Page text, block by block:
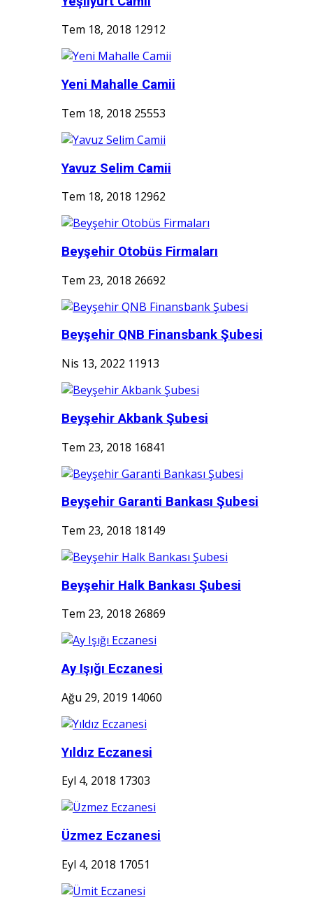
Tem 18, 2018 12912
Yeni Mahalle Camii
Tem 18, 2018 25553
Yavuz Selim Camii
Tem 18, 2018 12962
Beyşehir Otobüs Firmaları
Tem 23, 2018 26692
Beyşehir QNB Finansbank Şubesi
Nis 13, 2022 11913
Beyşehir Akbank Şubesi
Tem 23, 2018 16841
Beyşehir Garanti Bankası Şubesi
Tem 23, 2018 18149
Beyşehir Halk Bankası Şubesi
Tem 23, 2018 26869
Ay Işığı Eczanesi
Ağu 29, 2019 14060
Yıldız Eczanesi
Eyl 4, 2018 17303
Üzmez Eczanesi
Eyl 4, 2018 17051